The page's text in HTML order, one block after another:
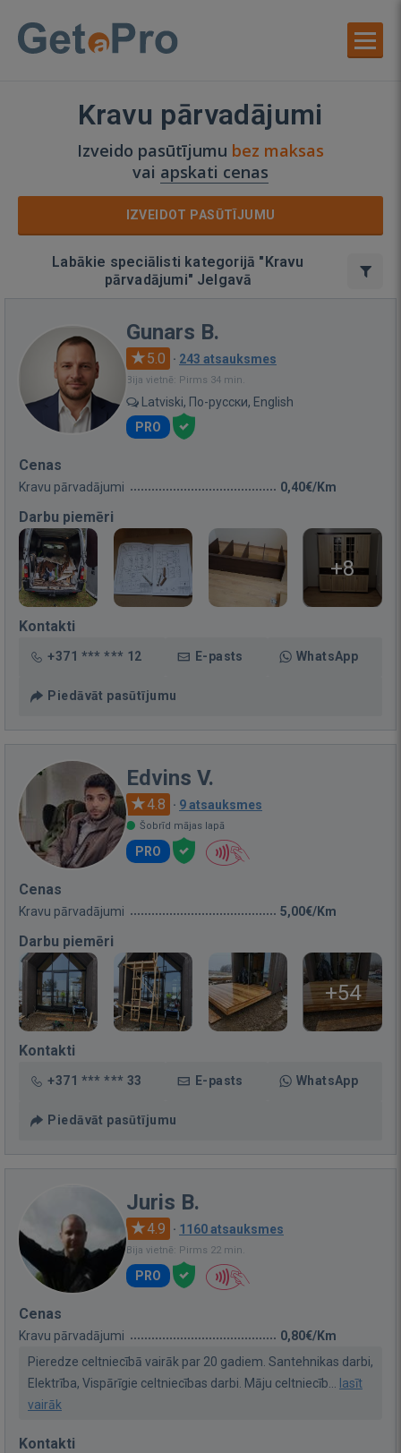
Kravu pārvadājumi
Izveido pasūtījumu bez maksas
vai apskati cenas
IZVEIDOT PASŪTĪJUMU
Labākie speciālisti kategorijā "Kravu
pārvadājumi" Jelgavā
Gunars B.
5.0 · 243 atsauksmes
Bija vietnē: Pirms 34 min.
Latviski, По-русски, English
PRO
Cenas
Kravu pārvadājumi 0,40€/Km
Darbu piemēri
+8
Kontakti
+371 *** *** 12 E-pasts WhatsApp
Piedāvāt pasūtījumu
Edvins V.
4.8 · 9 atsauksmes
Šobrīd mājas lapā
PRO
Cenas
Kravu pārvadājumi 5,00€/Km
Darbu piemēri
+54
Kontakti
+371 *** *** 33 E-pasts WhatsApp
Piedāvāt pasūtījumu
Juris B.
4.9 · 1160 atsauksmes
Bija vietnē: Pirms 22 min.
PRO
Cenas
Kravu pārvadājumi
0,80€/Km
Pieredze celtniecībā vairāk par 20 gadiem. Santehnikas darbi,
Elektrība, Vispārīgie celtniecības darbi. Māju celtniecīb...
lasīt
vairāk
Kontakti